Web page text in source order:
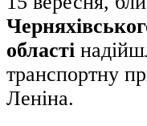
області
транспортну
Леніна.